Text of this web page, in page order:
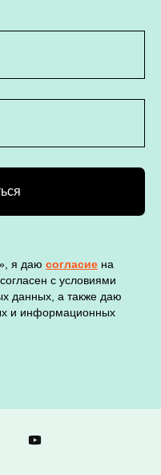
я даю согласие на
с условиями
данных, а также даю
и информационных